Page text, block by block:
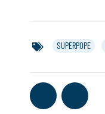
SUPERPOPE